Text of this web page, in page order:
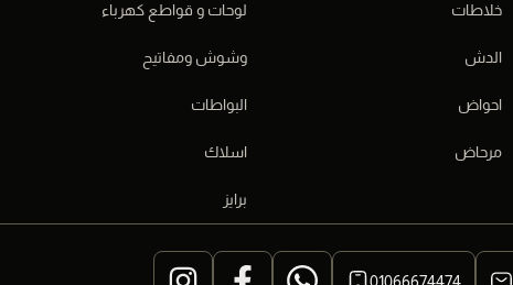
خلاطات
الدش
احواض
مرحاض
لوحات و قواطع كهرباء
وشوش ومفاتيح
البواطات
اسلاك
برايز
01066674474